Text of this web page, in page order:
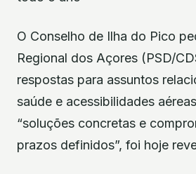
O Conselho de Ilha do Pico
Regional dos Açores (PSD/
respostas para assuntos
saúde e acessibilidades
“soluções concretas e
prazos definidos”, foi hoje